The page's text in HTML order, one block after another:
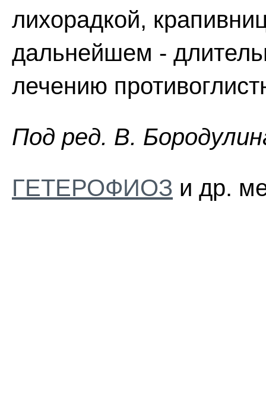
лихорадкой,
дальнейшем -
лечению
Пoд peд. B.
ГЕТЕРОФИОЗ и др.